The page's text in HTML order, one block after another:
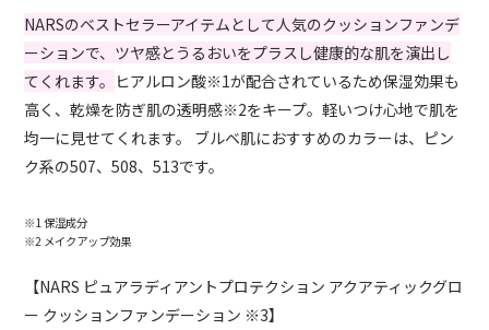
NARSのベストセラーアイテムとして人気のクッションファンデ
ーションで、ツヤ感とうるおいをプラスし健康的な肌を演出し
てくれます。 ヒアルロン酸※1が配合されているため保湿効果も
高く、乾燥を防ぎ肌の透明感※2をキープ。軽いつけ心地で肌を
均一に見せてくれます。 ブルベ肌におすすめのカラーは、ピン
ク系の507、508、513です。
※1 保湿成分
※2 メイクアップ効果
【NARS ピュアラディアントプロテクション アクアティックグロ
ー クッションファンデーション ※3】